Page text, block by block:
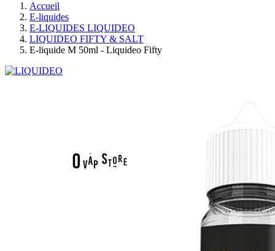
Accueil
E-liquides
E-LIQUIDES LIQUIDEO
LIQUIDEO FIFTY & SALT
E-liquide M 50ml - Liquideo Fifty